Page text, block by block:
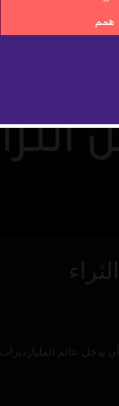
يدخل عالم
همم